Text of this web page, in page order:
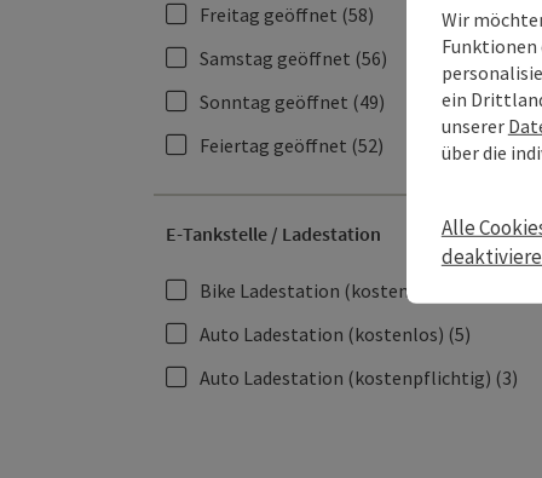
Freitag geöffnet (58)
Samstag geöffnet (56)
Sonntag geöffnet (49)
Feiertag geöffnet (52)
E-Tankstelle / Ladestation
Bike Ladestation (kostenlos)
Auto Ladestation (kostenlos) (5)
Auto Ladestation (kostenpflichtig) (3)
Wir
Funktionen
ein
unserer
über die
Alle